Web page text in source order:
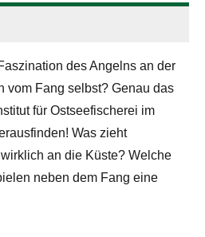
des Angelns an der
vom Fang selbst? Genau das
für Ostseefischerei im
Was zieht
an die Küste? Welche
neben dem Fang eine